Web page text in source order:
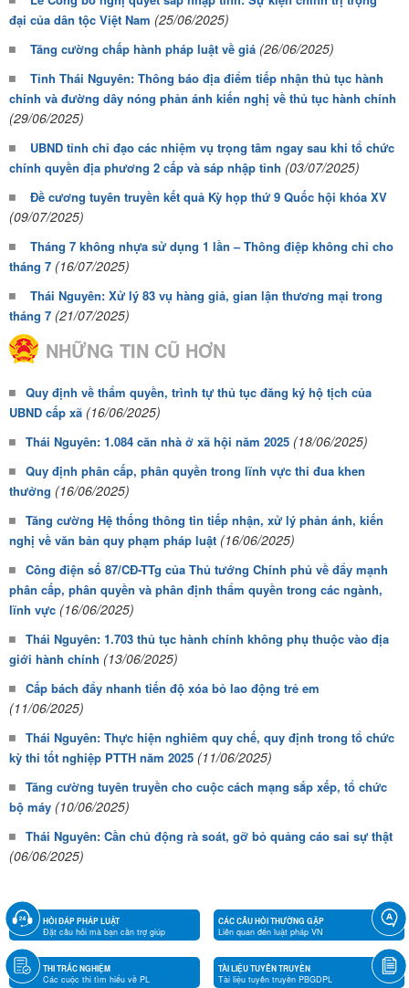
đại của dân tộc Việt Nam (25/06/2025)
Tăng cường chấp hành pháp luật về giá (26/06/2025)
Tỉnh Thái Nguyên: Thông báo địa điểm tiếp nhận thủ tục hành
chính và đường dây nóng phản ánh kiến nghị về thủ tục hành chính
(29/06/2025)
UBND tỉnh chỉ đạo các nhiệm vụ trọng tâm ngay sau khi tổ chức
chính quyền địa phương 2 cấp và sáp nhập tỉnh (03/07/2025)
Đề cương tuyên truyền kết quả Kỳ họp thứ 9 Quốc hội khóa XV
(09/07/2025)
Tháng 7 không nhựa sử dụng 1 lần – Thông điệp không chỉ cho
tháng 7 (16/07/2025)
Thái Nguyên: Xử lý 83 vụ hàng giả, gian lận thương mại trong
tháng 7 (21/07/2025)
NHỮNG TIN CŨ HƠN
Quy định về thẩm quyền, trình tự thủ tục đăng ký hộ tịch của
UBND cấp xã (16/06/2025)
Thái Nguyên: 1.084 căn nhà ở xã hội năm 2025 (18/06/2025)
Quy định phân cấp, phân quyền trong lĩnh vực thi đua khen
thưởng (16/06/2025)
Tăng cường Hệ thống thông tin tiếp nhận, xử lý phản ánh, kiến
nghị về văn bản quy phạm pháp luật (16/06/2025)
Công điện số 87/CĐ-TTg của Thủ tướng Chính phủ về đẩy mạnh
phân cấp, phân quyền và phân định thẩm quyền trong các ngành,
lĩnh vực (16/06/2025)
Thái Nguyên: 1.703 thủ tục hành chính không phụ thuộc vào địa
giới hành chính (13/06/2025)
Cấp bách đẩy nhanh tiến độ xóa bỏ lao động trẻ em
(11/06/2025)
Thái Nguyên: Thực hiện nghiêm quy chế, quy định trong tổ chức
kỳ thi tốt nghiệp PTTH năm 2025 (11/06/2025)
Tăng cường tuyên truyền cho cuộc cách mạng sắp xếp, tổ chức
bộ máy (10/06/2025)
Thái Nguyên: Cần chủ động rà soát, gỡ bỏ quảng cáo sai sự thật
(06/06/2025)
HỎI ĐÁP PHÁP LUẬT
Đặt câu hỏi mà bạn cần trợ giúp
CÁC CÂU HỎI THƯỜNG GẶP
Liên quan đến luật pháp VN
THI TRẮC NGHIỆM
Các cuộc thi tìm hiểu về PL
TÀI LIỆU TUYÊN TRUYỀN
Tài liệu tuyên truyền PBGDPL